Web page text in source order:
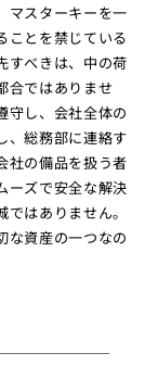
マスターキーを一
ことを禁じている
すべきは、中の荷
合ではありませ
守し、会社全体の
、総務部に連絡す
社の備品を扱う者
ーズで安全な解決
はありません。
な資産の一つなの